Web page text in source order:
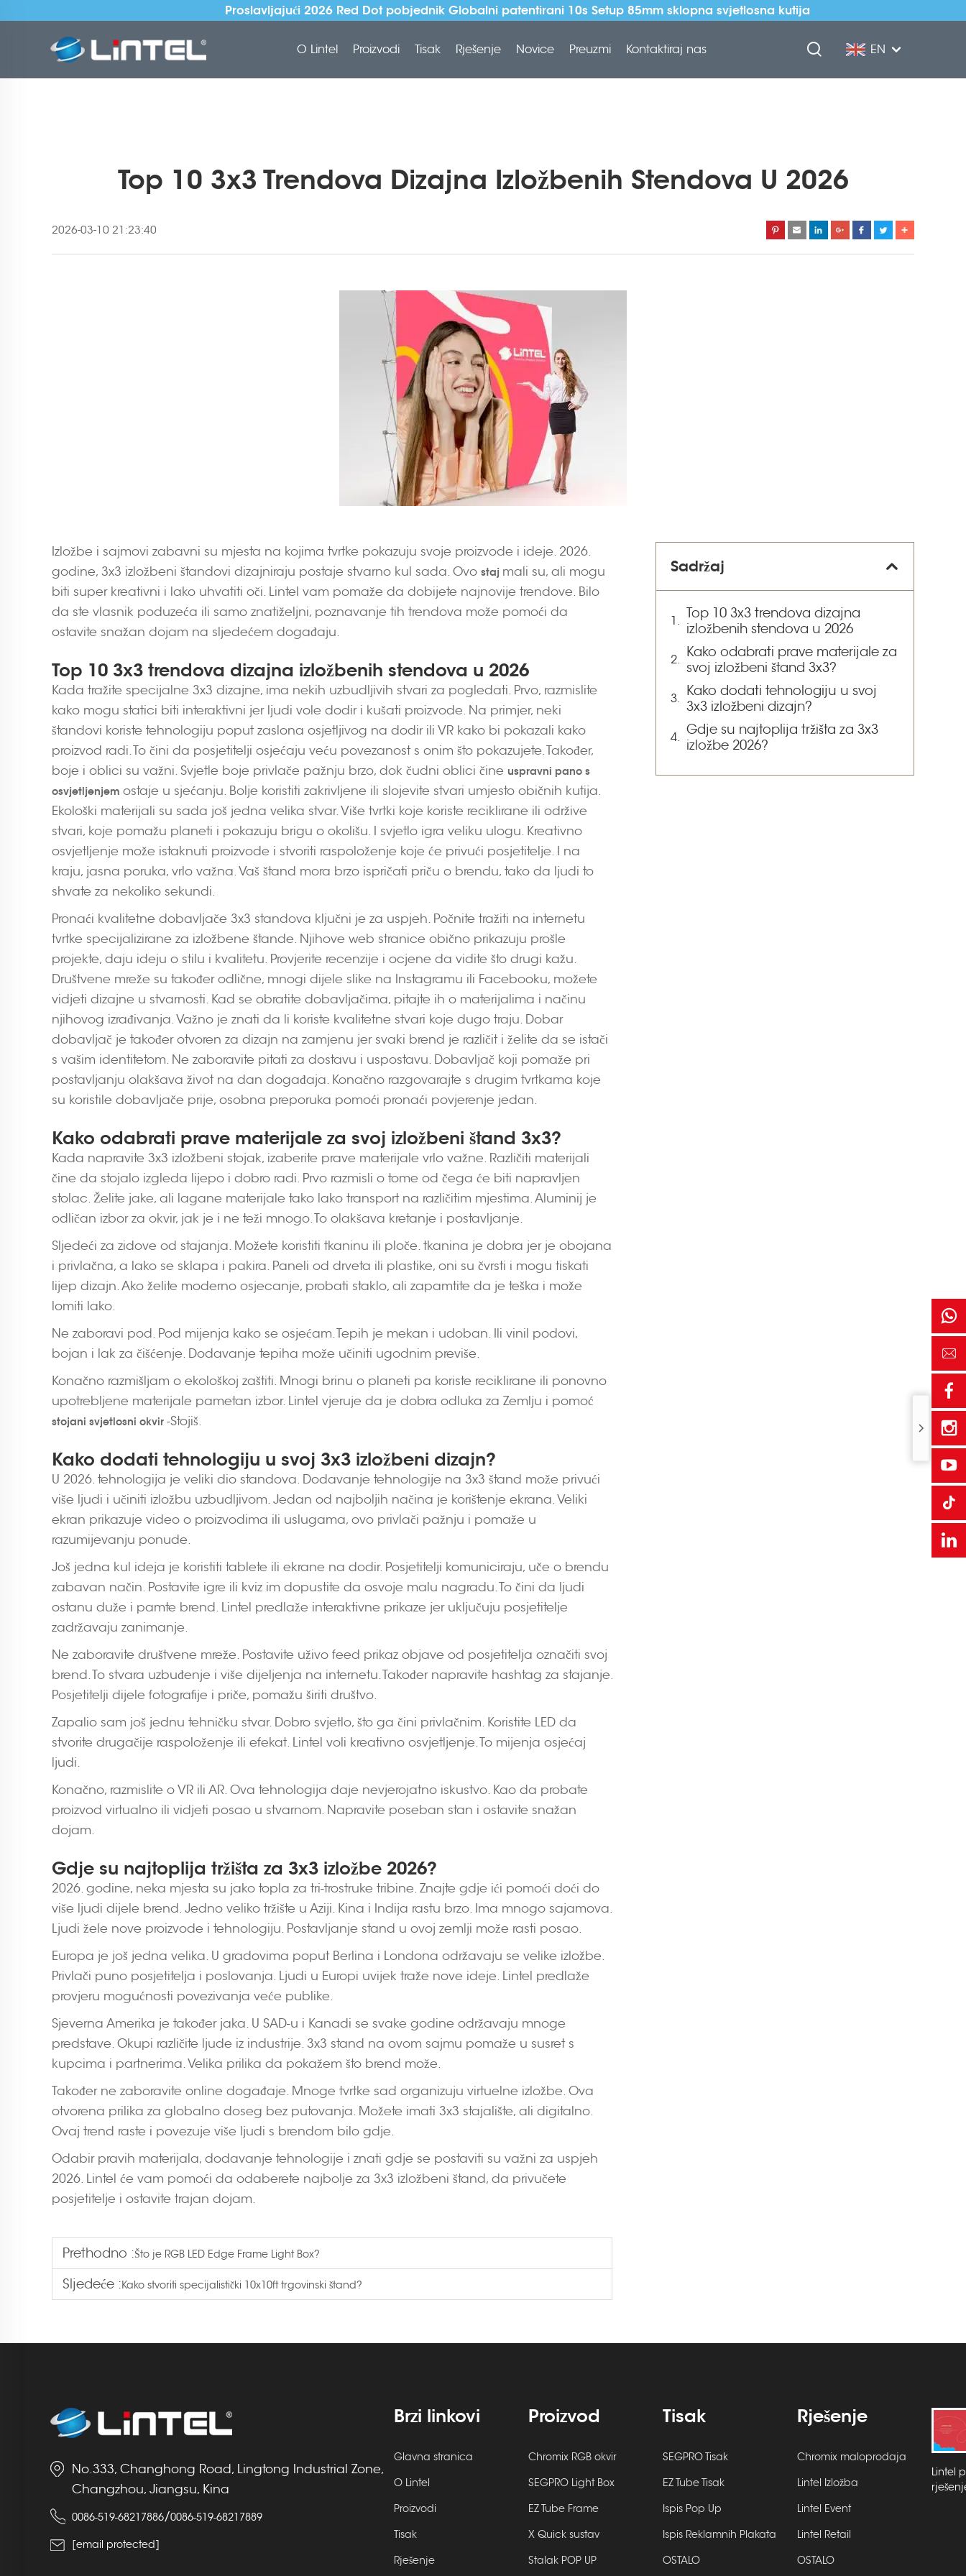
Proslavljajući 2026 Red Dot pobjednik Globalni patentirani 10s Setup 85mm sklopna svjetlosna kutija
O Lintel Proizvodi Tisak Rješenje Novice Preuzmi Kontaktiraj nas EN
Top 10 3x3 Trendova Dizajna Izložbenih Stendova U 2026
2026-03-10 21:23:40
Izložbe i sajmovi zabavni su mjesta na kojima tvrtke pokazuju svoje proizvode i ideje. 2026.
godine, 3x3 izložbeni štandovi dizajniraju postaje stvarno kul sada. Ovo staj mali su, ali mogu
biti super kreativni i lako uhvatiti oči. Lintel vam pomaže da dobijete najnovije trendove. Bilo
da ste vlasnik poduzeća ili samo znatiželjni, poznavanje tih trendova može pomoći da
ostavite snažan dojam na sljedećem događaju.
Top 10 3x3 trendova dizajna izložbenih stendova u 2026
Kada tražite specijalne 3x3 dizajne, ima nekih uzbudljivih stvari za pogledati. Prvo, razmislite
kako mogu statici biti interaktivni jer ljudi vole dodir i kušati proizvode. Na primjer, neki
štandovi koriste tehnologiju poput zaslona osjetljivog na dodir ili VR kako bi pokazali kako
proizvod radi. To čini da posjetitelji osjećaju veću povezanost s onim što pokazujete. Također,
boje i oblici su važni. Svjetle boje privlače pažnju brzo, dok čudni oblici čine uspravni pano s
osvjetljenjem ostaje u sjećanju. Bolje koristiti zakrivljene ili slojevite stvari umjesto običnih kutija.
Ekološki materijali su sada još jedna velika stvar. Više tvrtki koje koriste reciklirane ili održive
stvari, koje pomažu planeti i pokazuju brigu o okolišu. I svjetlo igra veliku ulogu. Kreativno
osvjetljenje može istaknuti proizvode i stvoriti raspoloženje koje će privući posjetitelje. I na
kraju, jasna poruka, vrlo važna. Vaš štand mora brzo ispričati priču o brendu, tako da ljudi to
shvate za nekoliko sekundi.
Pronaći kvalitetne dobavljače 3x3 standova ključni je za uspjeh. Počnite tražiti na internetu
tvrtke specijalizirane za izložbene štande. Njihove web stranice obično prikazuju prošle
projekte, daju ideju o stilu i kvalitetu. Provjerite recenzije i ocjene da vidite što drugi kažu.
Društvene mreže su također odlične, mnogi dijele slike na Instagramu ili Facebooku, možete
vidjeti dizajne u stvarnosti. Kad se obratite dobavljačima, pitajte ih o materijalima i načinu
njihovog izrađivanja. Važno je znati da li koriste kvalitetne stvari koje dugo traju. Dobar
dobavljač je također otvoren za dizajn na zamjenu jer svaki brend je različit i želite da se istači
s vašim identitetom. Ne zaboravite pitati za dostavu i uspostavu. Dobavljač koji pomaže pri
postavljanju olakšava život na dan događaja. Konačno razgovarajte s drugim tvrtkama koje
su koristile dobavljače prije, osobna preporuka pomoći pronaći povjerenje jedan.
Kako odabrati prave materijale za svoj izložbeni štand 3x3?
Kada napravite 3x3 izložbeni stojak, izaberite prave materijale vrlo važne. Različiti materijali
čine da stojalo izgleda lijepo i dobro radi. Prvo razmisli o tome od čega će biti napravljen
stolac. Želite jake, ali lagane materijale tako lako transport na različitim mjestima. Aluminij je
odličan izbor za okvir, jak je i ne teži mnogo. To olakšava kretanje i postavljanje.
Sljedeći za zidove od stajanja. Možete koristiti tkaninu ili ploče. tkanina je dobra jer je obojana
i privlačna, a lako se sklapa i pakira. Paneli od drveta ili plastike, oni su čvrsti i mogu tiskati
lijep dizajn. Ako želite moderno osjecanje, probati staklo, ali zapamtite da je teška i može
lomiti lako.
Ne zaboravi pod. Pod mijenja kako se osjećam. Tepih je mekan i udoban. Ili vinil podovi,
bojan i lak za čišćenje. Dodavanje tepiha može učiniti ugodnim previše.
Konačno razmišljam o ekološkoj zaštiti. Mnogi brinu o planeti pa koriste reciklirane ili ponovno
upotrebljene materijale pametan izbor. Lintel vjeruje da je dobra odluka za Zemlju i pomoć
stojani svjetlosni okvir -Stojiš.
Kako dodati tehnologiju u svoj 3x3 izložbeni dizajn?
U 2026. tehnologija je veliki dio standova. Dodavanje tehnologije na 3x3 štand može privući
više ljudi i učiniti izložbu uzbudljivom. Jedan od najboljih načina je korištenje ekrana. Veliki
ekran prikazuje video o proizvodima ili uslugama, ovo privlači pažnju i pomaže u
razumijevanju ponude.
Još jedna kul ideja je koristiti tablete ili ekrane na dodir. Posjetitelji komuniciraju, uče o brendu
zabavan način. Postavite igre ili kviz im dopustite da osvoje malu nagradu. To čini da ljudi
ostanu duže i pamte brend. Lintel predlaže interaktivne prikaze jer uključuju posjetitelje
zadržavaju zanimanje.
Ne zaboravite društvene mreže. Postavite uživo feed prikaz objave od posjetitelja označiti svoj
brend. To stvara uzbuđenje i više dijeljenja na internetu. Također napravite hashtag za stajanje.
Posjetitelji dijele fotografije i priče, pomažu širiti društvo.
Zapalio sam još jednu tehničku stvar. Dobro svjetlo, što ga čini privlačnim. Koristite LED da
stvorite drugačije raspoloženje ili efekat. Lintel voli kreativno osvjetljenje. To mijenja osjećaj
ljudi.
Konačno, razmislite o VR ili AR. Ova tehnologija daje nevjerojatno iskustvo. Kao da probate
proizvod virtualno ili vidjeti posao u stvarnom. Napravite poseban stan i ostavite snažan
dojam.
Gdje su najtoplija tržišta za 3x3 izložbe 2026?
2026. godine, neka mjesta su jako topla za tri-trostruke tribine. Znajte gdje ići pomoći doći do
više ljudi dijele brend. Jedno veliko tržište u Aziji. Kina i Indija rastu brzo. Ima mnogo sajamova.
Ljudi žele nove proizvode i tehnologiju. Postavljanje stand u ovoj zemlji može rasti posao.
Europa je još jedna velika. U gradovima poput Berlina i Londona održavaju se velike izložbe.
Privlači puno posjetitelja i poslovanja. Ljudi u Europi uvijek traže nove ideje. Lintel predlaže
provjeru mogućnosti povezivanja veće publike.
Sjeverna Amerika je također jaka. U SAD-u i Kanadi se svake godine održavaju mnoge
predstave. Okupi različite ljude iz industrije. 3x3 stand na ovom sajmu pomaže u susret s
kupcima i partnerima. Velika prilika da pokažem što brend može.
Također ne zaboravite online događaje. Mnoge tvrtke sad organizuju virtuelne izložbe. Ova
otvorena prilika za globalno doseg bez putovanja. Možete imati 3x3 stajalište, ali digitalno.
Ovaj trend raste i povezuje više ljudi s brendom bilo gdje.
Odabir pravih materijala, dodavanje tehnologije i znati gdje se postaviti su važni za uspjeh
2026. Lintel će vam pomoći da odaberete najbolje za 3x3 izložbeni štand, da privučete
posjetitelje i ostavite trajan dojam.
Prethodno :Što je RGB LED Edge Frame Light Box?
Sljedeće :Kako stvoriti specijalistički 10x10ft trgovinski štand?
Sadržaj
Top 10 3x3 trendova dizajna
izložbenih stendova u 2026
Kako odabrati prave materijale za
svoj izložbeni štand 3x3?
Kako dodati tehnologiju u svoj
3x3 izložbeni dizajn?
Gdje su najtoplija tržišta za 3x3
izložbe 2026?
No.333, Changhong Road, Lingtong Industrial Zone,
Changzhou, Jiangsu, Kina
0086-519-68217886/0086-519-68217889
[email protected]
Brzi linkovi
Glavna stranica
O Lintel
Proizvodi
Tisak
Rješenje
Proizvod
Chromix RGB okvir
SEGPRO Light Box
EZ Tube Frame
X Quick sustav
Stalak POP UP
Tisak
SEGPRO Tisak
EZ Tube Tisak
Ispis Pop Up
Ispis Reklamnih Plakata
OSTALO
Rješenje
Chromix maloprodaja
Lintel Izložba
Lintel Event
Lintel Retail
OSTALO
Lintel